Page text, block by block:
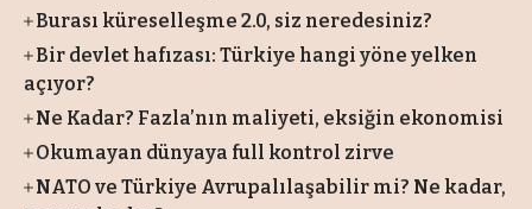
Burası küreselleşme 2.0, siz neredesiniz?
Bir devlet hafızası: Türkiye hangi yöne yelken
açıyor?
Ne Kadar? Fazla’nın maliyeti, eksiğin ekonomisi
Okumayan dünyaya full kontrol zirve
NATO ve Türkiye Avrupalılaşabilir mi? Ne kadar,